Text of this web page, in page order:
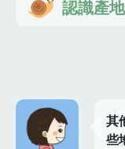
認識產地
其
些